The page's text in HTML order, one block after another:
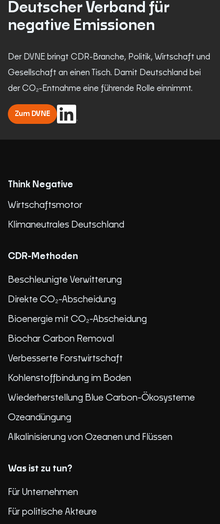
Deutscher Verband für
negative Emissionen
Der DVNE bringt CDR-Branche, Politik, Wirtschaft und
Gesellschaft an einen Tisch. Damit Deutschland bei
der CO₂-Entnahme eine führende Rolle einnimmt.
Zum DVNE
Think Negative
Wirtschaftsmotor
Klimaneutrales Deutschland
CDR-Methoden
Beschleunigte Verwitterung
Direkte CO₂-Abscheidung
Bioenergie mit CO₂-Abscheidung
Biochar Carbon Removal
Verbesserte Forstwirtschaft
Kohlenstoffbindung im Boden
Wiederherstellung Blue Carbon-Ökosysteme
Ozeandüngung
Alkalinisierung von Ozeanen und Flüssen
Was ist zu tun?
Für Unternehmen
Für politische Akteure